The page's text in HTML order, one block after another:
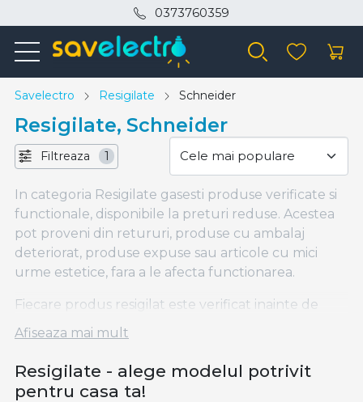
0373760359
Savelectro Resigilate Schneider
Resigilate, Schneider
Filtreaza 1
In categoria Resigilate gasesti produse verificate si
functionale, disponibile la preturi reduse. Acestea
pot proveni din retururi, produse cu ambalaj
deteriorat, produse expuse sau articole cu mici
urme estetice, fara a le afecta functionarea.
Fiecare produs resigilat este verificat inainte de
listare si include o descriere clara a starii sale,
pentru ca tu sa stii exact ce cumperi. Stocurile sunt
limitate si pot varia in functie de disponibilitate.
Afiseaza mai mult
Resigilate - alege modelul potrivit
pentru casa ta!